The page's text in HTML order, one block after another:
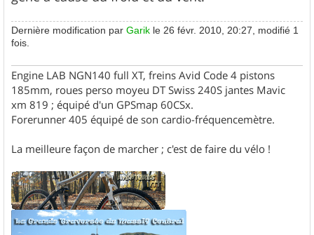
Dernière modification par Garik le 26 févr. 2010, 20:27, modifié 1
fois.
Engine LAB NGN140 full XT, freins Avid Code 4 pistons
185mm, roues perso moyeu DT Swiss 240S jantes Mavic
xm 819 ; équipé d'un GPSmap 60CSx.
Forerunner 405 équipé de son cardio-fréquencemètre.
La meilleure façon de marcher ; c'est de faire du vélo !